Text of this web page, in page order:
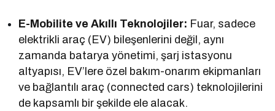
E-Mobilite ve Akıllı Teknolojiler: Fuar, sadece
elektrikli araç (EV) bileşenlerini değil, aynı
zamanda batarya yönetimi, şarj istasyonu
altyapısı, EV’lere özel bakım-onarım ekipmanları
ve bağlantılı araç (connected cars) teknolojilerini
de kapsamlı bir şekilde ele alacak.